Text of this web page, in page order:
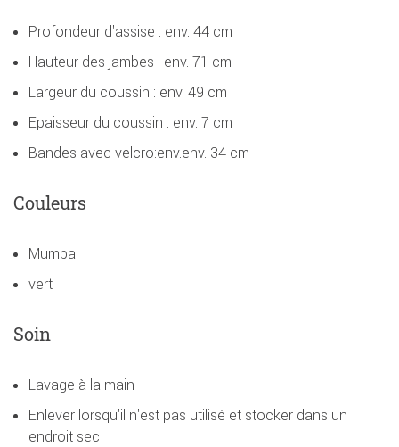
Profondeur d'assise : env. 44 cm
Hauteur des jambes : env. 71 cm
Largeur du coussin : env. 49 cm
Epaisseur du coussin : env. 7 cm
Bandes avec velcro:env.env. 34 cm
Couleurs
Mumbai
vert
Soin
Lavage à la main
Enlever lorsqu'il n'est pas utilisé et stocker dans un
endroit sec